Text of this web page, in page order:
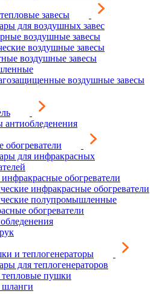
завесы
для воздушных завес
воздушные завесы
воздушные завесы
воздушные завесы
воздушные завесы
антиобледенения
для инфракрасных
обогреватели
инфракрасные обогреватели
полупромышленные
обогреватели
и теплогенераторы
для теплогенераторов
тепловые пушки
шланги